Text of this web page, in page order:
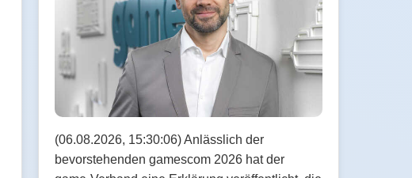
(06.08.2026, 15:30:06) Anlässlich der
bevorstehenden gamescom 2026 hat der